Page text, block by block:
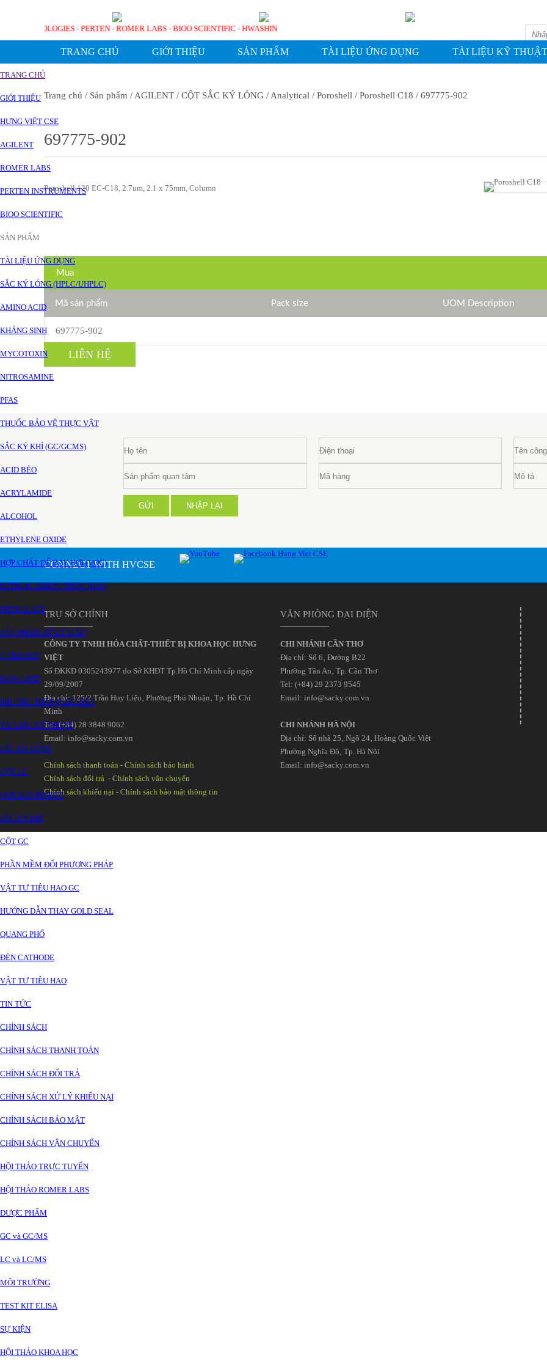
TECHNOLOGIES - PERTEN - ROMER LABS - BIOO SCIENTIFIC - HWASHIN
TRANG CHỦ GIỚI THIỆU SẢN PHẨM TÀI LIỆU ỨNG DỤNG TÀI LIỆU KỸ THUẬT
TRANG CHỦ
GIỚI THIỆU
HƯNG VIỆT CSE
AGILENT
ROMER LABS
PERTEN INSTRUMENTS
BIOO SCIENTIFIC
SẢN PHẨM
TÀI LIỆU ỨNG DỤNG
SẮC KÝ LỎNG (HPLC/UHPLC)
AMINO ACID
KHÁNG SINH
MYCOTOXIN
NITROSAMINE
PFAS
THUỐC BẢO VỆ THỰC VẬT
SẮC KÝ KHÍ (GC/GCMS)
ACID BÉO
ACRYLAMIDE
ALCOHOL
ETHYLENE OXIDE
HỢP CHẤT DỄ BAY HƠI (VOC)
HYDROCARBON THƠM (PAH)
PHTHALATE
SẢN PHẨM XỬ LÝ MẪU
CARBON S
EMR-LIPID
PHƯƠNG PHÁP QuEChERS
TÀI LIỆU KỸ THUẬT
SẮC KÝ LỎNG
CỘT LC
QUICK CONNECT
SẮC KÝ KHÍ
CỘT GC
PHẦN MỀM ĐỔI PHƯƠNG PHÁP
VẬT TƯ TIÊU HAO GC
HƯỚNG DẪN THAY GOLD SEAL
QUANG PHỔ
ĐÈN CATHODE
VẬT TƯ TIÊU HAO
TIN TỨC
CHÍNH SÁCH
CHÍNH SÁCH THANH TOÁN
CHÍNH SÁCH ĐỔI TRẢ
CHÍNH SÁCH XỬ LÝ KHIẾU NẠI
CHÍNH SÁCH BẢO MẬT
CHÍNH SÁCH VẬN CHUYỂN
HỘI THẢO TRỰC TUYẾN
HỘI THẢO ROMER LABS
DƯỢC PHẨM
GC và GC/MS
LC và LC/MS
MÔI TRƯỜNG
TEST KIT ELISA
SỰ KIỆN
HỘI THẢO KHOA HỌC
Trang chủ / Sản phẩm / AGILENT / CỘT SẮC KÝ LỎNG / Analytical / Poroshell / Poroshell C18 / 697775-902
697775-902
Poroshell 120 EC-C18, 2.7um, 2.1 x 75mm, Column
Mua
Mã sản phẩm Pack size UOM Description
697775-902
LIÊN HỆ
GỬI NHẬP LẠI
CONNECT WITH HVCSE
TRỤ SỞ CHÍNH
CÔNG TY TNHH HÓA CHẤT-THIẾT BỊ KHOA HỌC HƯNG
VIỆT
Số ĐKKD 0305243977 do Sở KHĐT Tp.Hồ Chí Minh cấp ngày
29/09/2007
Đia chỉ: 125/2 Trần Huy Liệu‚ Phường Phú Nhuận‚ Tp. Hồ Chí
Minh
Tel: (+84) 28 3848 9062
Email: info@sacky.com.vn
Chính sách thanh toán - Chính sách bảo hành
Chính sách đổi trả - Chính sách vận chuyển
Chính sách khiếu nại - Chính sách bảo mật thông tin
VĂN PHÒNG ĐẠI DIỆN
CHI NHÁNH CẦN THƠ
Địa chỉ: Số 6‚ Đường B22
Phường Tân An‚ Tp. Cần Thơ
Tel: (+84) 29 2373 9545
Email: info@sacky.com.vn
CHI NHÁNH HÀ NỘI
Địa chỉ: Số nhà 25‚ Ngõ 24‚ Hoàng Quốc Việt
Phường Nghĩa Đô‚ Tp. Hà Nội
Email: info@sacky.com.vn